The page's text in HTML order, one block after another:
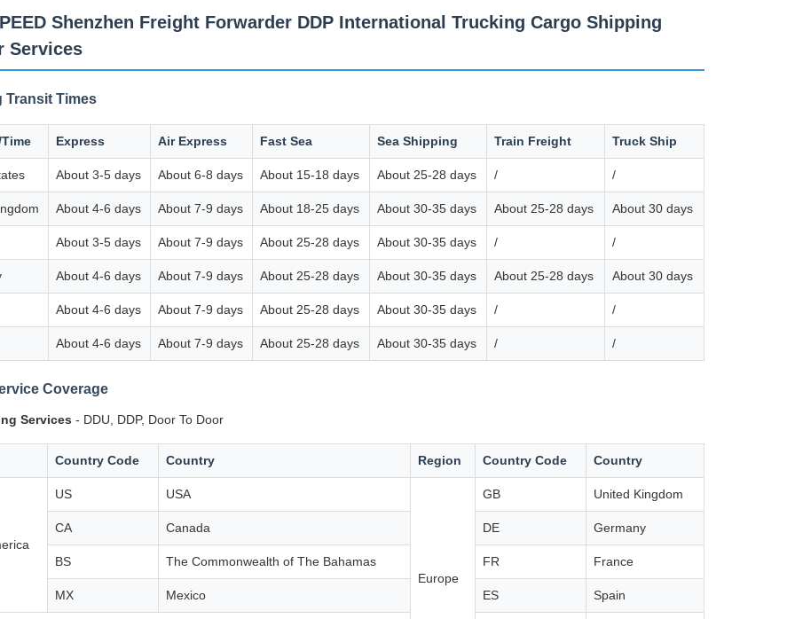
Shenzhen Freight Forwarder DDP International Trucking Cargo Shipping
Services
Transit Times
Express Air Express Fast Sea Sea Shipping Train Freight Truck Ship
About 3-5 days About 6-8 days About 15-18 days About 25-28 days / /
About 4-6 days About 7-9 days About 18-25 days About 30-35 days About 25-28 days About 30 days
About 3-5 days About 7-9 days About 25-28 days About 30-35 days / /
About 4-6 days About 7-9 days About 25-28 days About 30-35 days About 25-28 days About 30 days
About 4-6 days About 7-9 days About 25-28 days About 30-35 days / /
About 4-6 days About 7-9 days About 25-28 days About 30-35 days / /
Coverage
Services - DDU, DDP, Door To Door
Country Code Country Region Country Code Country
US USA
Europe
GB United Kingdom
CA Canada DE Germany
BS The Commonwealth of The Bahamas FR France
MX Mexico ES Spain